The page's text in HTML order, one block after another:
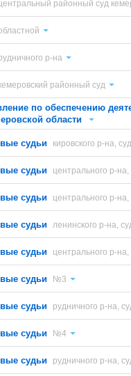
районный суд
р-на
районный суд
по обеспечению
области
судьи кировского р-на,
судьи центрального р-
судьи центрального р-
судьи ленинского р-на,
судьи центрального р-
судьи №3
судьи рудничного р-на,
судьи №4
судьи рудничного р-на,